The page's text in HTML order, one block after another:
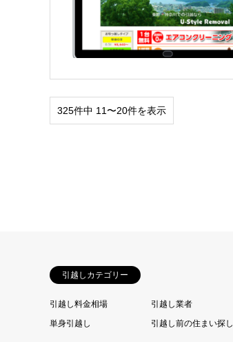
325件中 11〜20件を表示
引越しカテゴリー
引越し料金相場 引越し業者
単身引越し
引越し前の住まい探し